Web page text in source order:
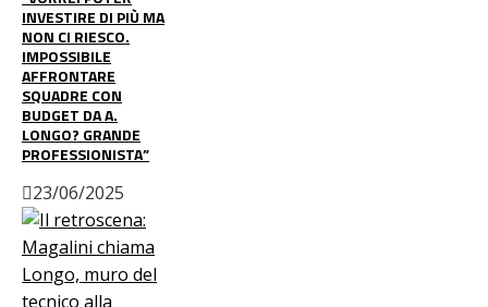
INVESTIRE DI PIÙ MA
NON CI RIESCO.
IMPOSSIBILE
AFFRONTARE
SQUADRE CON
BUDGET DA A.
LONGO? GRANDE
PROFESSIONISTA”
23/06/2025